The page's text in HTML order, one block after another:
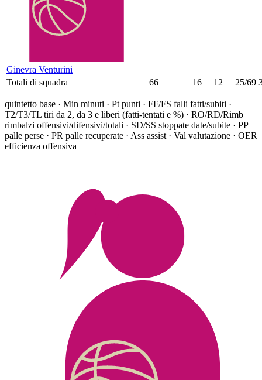
Ginevra Venturini
Totali di squadra 66 16 12 25/69
quintetto base · Min minuti · Pt punti · FF/FS falli fatti/subiti ·
T2/T3/TL tiri da 2, da 3 e liberi (fatti-tentati e %) · RO/RD/Rimb
rimbalzi offensivi/difensivi/totali · SD/SS stoppate date/subite · PP
palle perse · PR palle recuperate · Ass assist · Val valutazione · OER
efficienza offensiva